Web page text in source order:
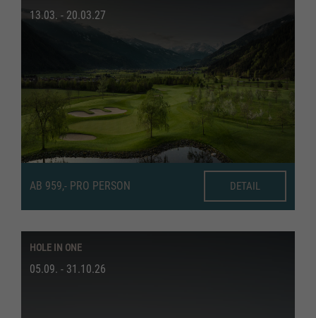
13.03. - 20.03.27
AB 959,- PRO PERSON DETAIL
HOLE IN ONE
05.09. - 31.10.26